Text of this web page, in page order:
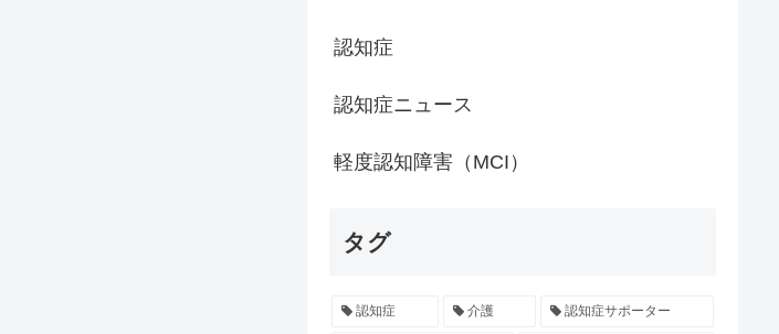
認知症
認知症ニュース
軽度認知障害（MCI）
タグ
認知症 介護 認知症サポーター